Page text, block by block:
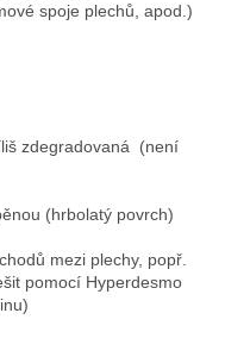
spoje plechů, apod.)
zdegradovaná (není
(hrbolatý povrch)
mezi plechy, popř.
pomocí Hyperdesmo